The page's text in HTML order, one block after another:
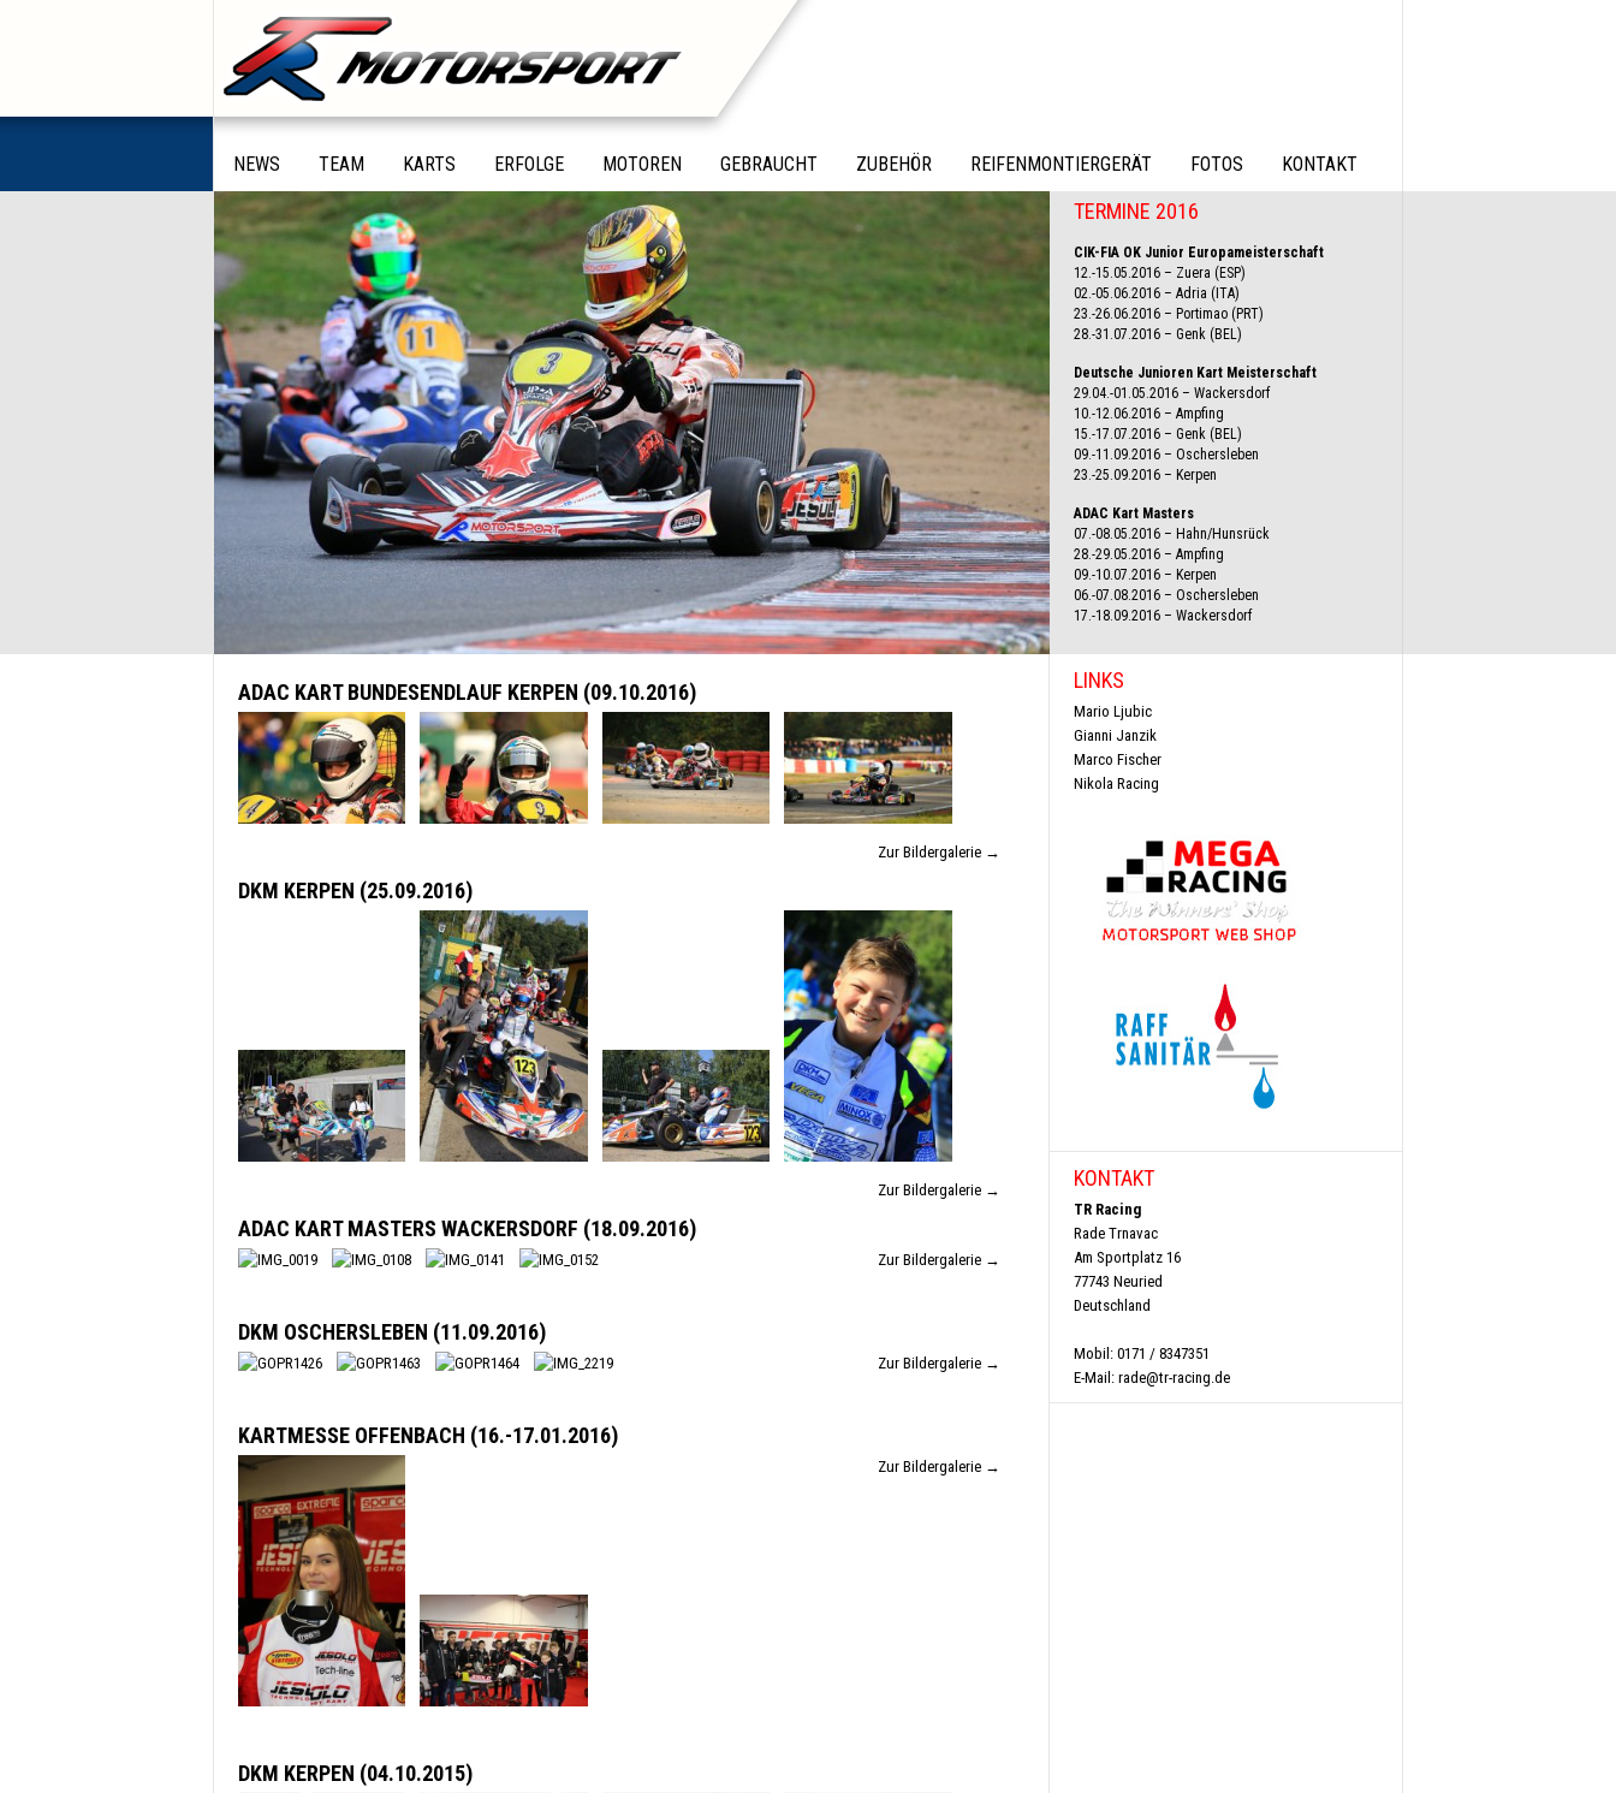
NEWS TEAM KARTS ERFOLGE MOTOREN GEBRAUCHT ZUBEHÖR REIFENMONTIERGERÄT FOTOS KONTAKT
TERMINE 2016
CIK-FIA OK Junior Europameisterschaft
12.-15.05.2016 – Zuera (ESP)
02.-05.06.2016 – Adria (ITA)
23.-26.06.2016 – Portimao (PRT)
28.-31.07.2016 – Genk (BEL)
Deutsche Junioren Kart Meisterschaft
29.04.-01.05.2016 – Wackersdorf
10.-12.06.2016 – Ampfing
15.-17.07.2016 – Genk (BEL)
09.-11.09.2016 – Oschersleben
23.-25.09.2016 – Kerpen
ADAC Kart Masters
07.-08.05.2016 – Hahn/Hunsrück
28.-29.05.2016 – Ampfing
09.-10.07.2016 – Kerpen
06.-07.08.2016 – Oschersleben
17.-18.09.2016 – Wackersdorf
ADAC KART BUNDESENDLAUF KERPEN (09.10.2016)
Zur Bildergalerie →
DKM KERPEN (25.09.2016)
Zur Bildergalerie →
ADAC KART MASTERS WACKERSDORF (18.09.2016)
Zur Bildergalerie →
DKM OSCHERSLEBEN (11.09.2016)
Zur Bildergalerie →
KARTMESSE OFFENBACH (16.-17.01.2016)
Zur Bildergalerie →
DKM KERPEN (04.10.2015)
LINKS
Mario Ljubic
Gianni Janzik
Marco Fischer
Nikola Racing
KONTAKT
TR Racing
Rade Trnavac
Am Sportplatz 16
77743 Neuried
Deutschland
Mobil: 0171 / 8347351
E-Mail: rade@tr-racing.de